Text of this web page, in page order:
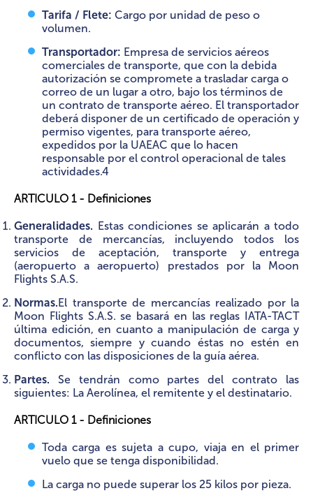
Tarifa / Flete: Cargo por unidad de peso o
volumen.
Transportador: Empresa de servicios aéreos
comerciales de transporte, que con la debida
autorización se compromete a trasladar carga o
correo de un lugar a otro, bajo los términos de
un contrato de transporte aéreo. El transportador
deberá disponer de un certificado de operación y
permiso vigentes, para transporte aéreo,
expedidos por la UAEAC que lo hacen
responsable por el control operacional de tales
actividades.4
ARTICULO 1 - Definiciones
Generalidades. Estas condiciones se aplicarán a todo
transporte de mercancías, incluyendo todos los
servicios de aceptación, transporte y entrega
(aeropuerto a aeropuerto) prestados por la Moon
Flights S.A.S.
Normas.El transporte de mercancías realizado por la
Moon Flights S.A.S. se basará en las reglas IATA-TACT
última edición, en cuanto a manipulación de carga y
documentos, siempre y cuando éstas no estén en
conflicto con las disposiciones de la guía aérea.
Partes. Se tendrán como partes del contrato las
siguientes: La Aerolínea, el remitente y el destinatario.
ARTICULO 1 - Definiciones
Toda carga es sujeta a cupo, viaja en el primer
vuelo que se tenga disponibilidad.
La carga no puede superar los 25 kilos por pieza.